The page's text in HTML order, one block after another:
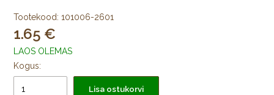
Tootekood: 101006-2601
1.65
LAOS OLEMAS
Kogus:
Lisa ostukorvi